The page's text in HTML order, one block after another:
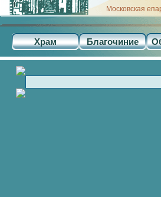
Московская
Храм Благочиние